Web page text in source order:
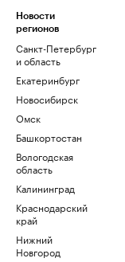
Новости
регионов
Санкт-Петербург
и область
Екатеринбург
Новосибирск
Омск
Башкортостан
Вологодская
область
Калининград
Краснодарский
край
Нижний
Новгород